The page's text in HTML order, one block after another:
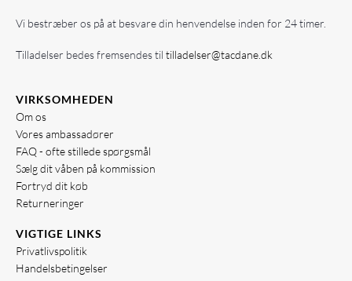
Vi bestræber os på at besvare din henvendelse inden for 24 timer.
Tilladelser bedes fremsendes til tilladelser@tacdane.dk
VIRKSOMHEDEN
Om os
Vores ambassadører
FAQ - ofte stillede spørgsmål
Sælg dit våben på kommission
Fortryd dit køb
Returneringer
VIGTIGE LINKS
Privatlivspolitik
Handelsbetingelser